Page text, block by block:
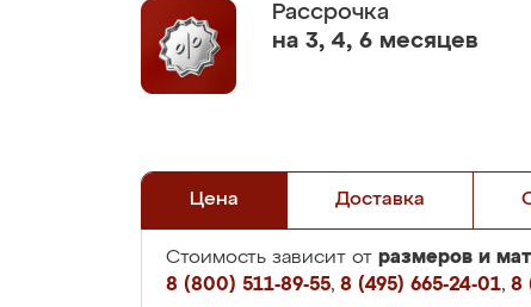
Рассрочка
на 3, 4, 6 месяцев
Цена Доставка
Стоимость зависит от размеров и
8 (800) 511-89-55, 8 (495) 665-24-01, 8